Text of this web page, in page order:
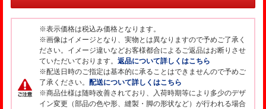
※表示価格は税込み価格となります。
※画像はイメージとなり、実物とは異なりますので予めご了承く
ださい。イメージ違いなどお客様都合によるご返品はお断りさせ
ていただいております。返品について詳しくはこちら
※配送日時のご指定は基本的に承ることはできませんので予めご
了承ください。 配送について詳しくはこちら
※商品仕様は随時改善されており、入荷時期等により多少のデザ
イン変更（部品の色や形、縫製・脚の形状など）が行われる場合